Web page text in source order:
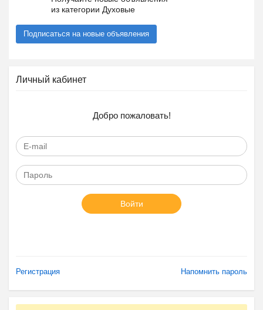
из категории Духовые
Подписаться на новые объявления
Личный кабинет
Добро пожаловать!
Войти
Регистрация Напомнить пароль